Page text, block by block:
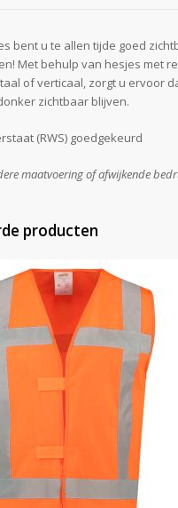
bent u te allen tijde goed
Met behulp van hesjes met
of verticaal, zorgt u ervoor
zichtbaar blijven.
(RWS) goedgekeurd
maatvoering of afwijkende
producten